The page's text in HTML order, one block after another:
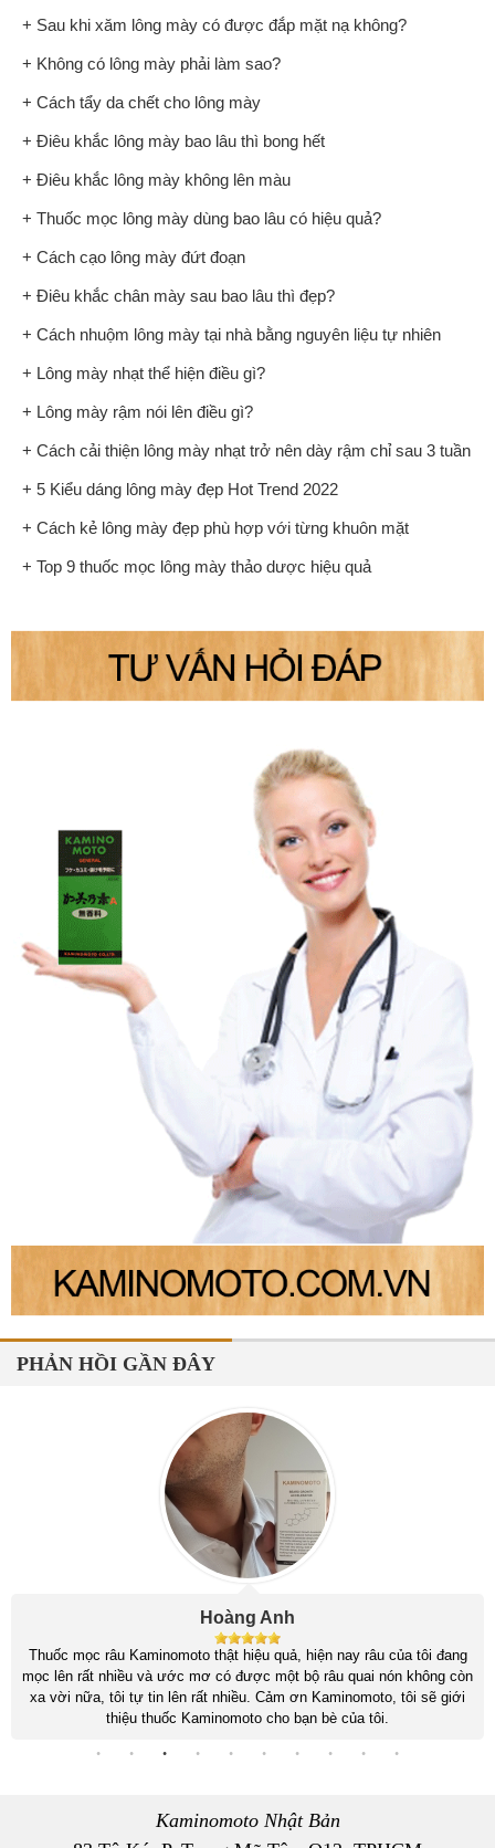
+ Sau khi xăm lông mày có được đắp mặt nạ không?
+ Không có lông mày phải làm sao?
+ Cách tẩy da chết cho lông mày
+ Điêu khắc lông mày bao lâu thì bong hết
+ Điêu khắc lông mày không lên màu
+ Thuốc mọc lông mày dùng bao lâu có hiệu quả?
+ Cách cạo lông mày đứt đoạn
+ Điêu khắc chân mày sau bao lâu thì đẹp?
+ Cách nhuộm lông mày tại nhà bằng nguyên liệu tự nhiên
+ Lông mày nhạt thể hiện điều gì?
+ Lông mày rậm nói lên điều gì?
+ Cách cải thiện lông mày nhạt trở nên dày rậm chỉ sau 3 tuần
+ 5 Kiểu dáng lông mày đẹp Hot Trend 2022
+ Cách kẻ lông mày đẹp phù hợp với từng khuôn mặt
+ Top 9 thuốc mọc lông mày thảo dược hiệu quả
PHẢN HỒI GẦN ĐÂY
Hoàng Anh
Thuốc mọc râu Kaminomoto thật hiệu quả, hiện nay râu của tôi đang
mọc lên rất nhiều và ước mơ có được một bộ râu quai nón không còn
xa vời nữa, tôi tự tin lên rất nhiều. Cảm ơn Kaminomoto, tôi sẽ giới
thiệu thuốc Kaminomoto cho bạn bè của tôi.
Kaminomoto Nhật Bản